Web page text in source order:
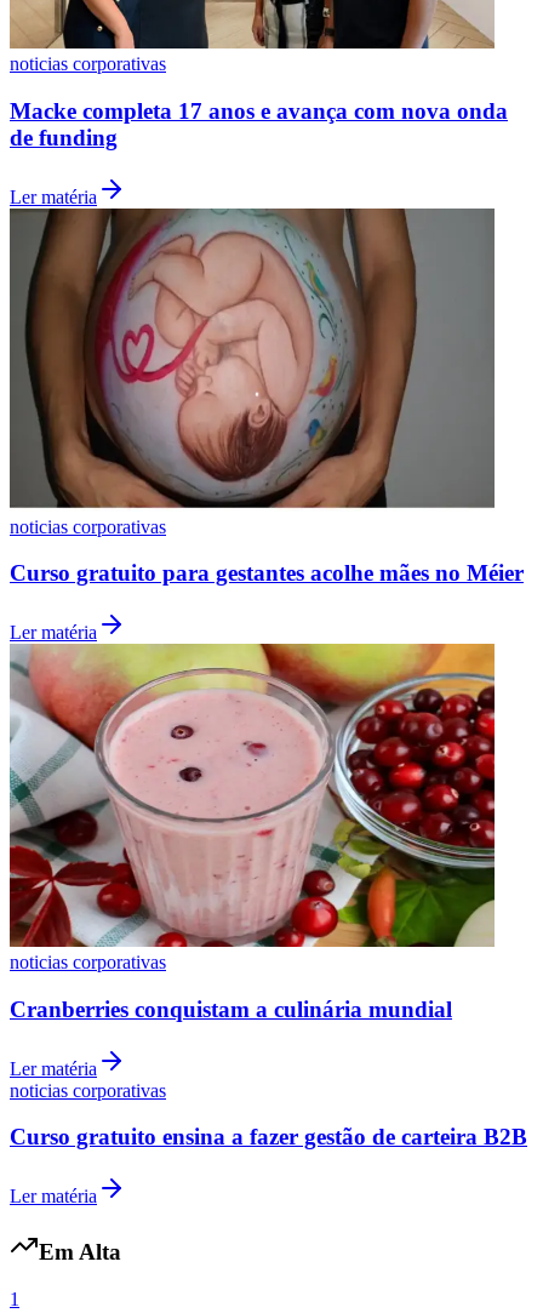
Fluminense
Vasco
noticias corporativas
Macke completa 17 anos e avança com nova onda
de funding
Ler matéria
noticias corporativas
Curso gratuito para gestantes acolhe mães no Méier
Ler matéria
noticias corporativas
Cranberries conquistam a culinária mundial
Ler matéria
noticias corporativas
Curso gratuito ensina a fazer gestão de carteira B2B
Ler matéria
Em Alta
1